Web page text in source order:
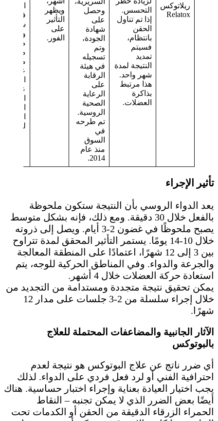
ريلاتوكس
Relatox
التحسس.
إذا تم تناول
الحقن
بانتظام،
فسيتم
تمديد
النتيجة لمدة
شهر واحد.
هذا مرتبط
بذاكرة
العضلات.
وحصل
على
شهادة
الجودة،
وتم
تسجيله
في هيئة
الرقابة
على
الرعاية
الصحية
الروسية.
تم طرحه
في
السوق
منذ عام
2014.
ويظهر
التأثير
على
الفور.
فتحات
سفلية
وعلوية
محدبة –
مرت
على
عدم
للدواء.
تأثير الإجراء
يعد الدواء الروسي بأن النتيجة ستكون ملحوظة
بالفعل خلال 30 دقيقة. ومع ذلك، فإنه بشكل متوسط
يصبح ملحوظًا في غضون 2-3 أيام. ويصل إلى ذروته
خلال 10-14 يومًا. يستمر التأثير المحقق لمدة تتراوح
بين 3 إلى 12 شهرًا، اعتمادًا على المنطقة المعالجة
والجرعة والدواء. وفي المناطق الحركية للوجه، يتم
استعادة حركة العضلات خلال 4 أشهر.
يمكن تحقيق نتيجة متجددة ومستدامة من التجديد من
خلال إجراء سلسلة من 2-3 جلسات على مدار 12
شهرًا.
الآثار الجانبية والمضاعفات المحتملة للعلاج
بالبوتوكس
أي ضرر ناتج عن علاج البوتوكس هو نتيجة لعدم
احترافية الفني أو لرد فعل فردي على الدواء. لذلك
يجب اختيار العيادة بعناية وإجراء اختبار حساسية. هناك
أيضًا بعض الضرر الذي لا يمكن تجنبه – النقاط
الحمراء الزرقاء الدقيقة من الحقن أو الكدمات تحت